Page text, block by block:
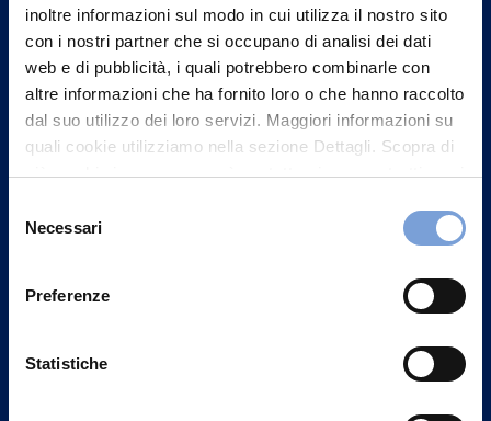
inoltre informazioni sul modo in cui utilizza il nostro sito
con i nostri partner che si occupano di analisi dei dati
web e di pubblicità, i quali potrebbero combinarle con
altre informazioni che ha fornito loro o che hanno raccolto
dal suo utilizzo dei loro servizi. Maggiori informazioni su
quali cookie utilizziamo nella sezione Dettagli. Scopra di
più su chi siamo, come può contattarci e come trattiamo i
può trovare nel footer del sito nella sezione "Informativa
delNecessari
Preferenze
Statistiche
Contattaci